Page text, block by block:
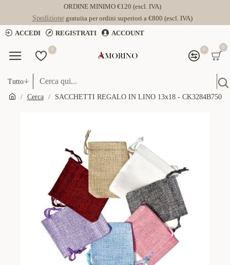
ORDINE MINIMO €120 (escl. IVA)
Spedizionegratuita per ordini superiori a €800 (escl. IVA)
ACCEDI
REGISTRATI ACCOUNT
0 0 0
Tutto
Cerca SACCHETTI REGALO IN LINO 13x18 - CK3284B750